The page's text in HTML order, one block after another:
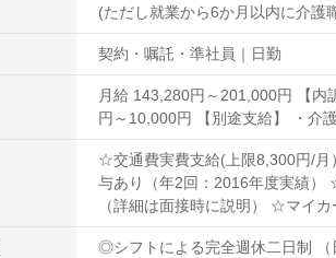
(ただし就業から6か月以内に介
契約・嘱託・準社員｜日勤
月給 143,280円～201,000円 【
円～10,000円 【別途支給】 ・介
☆交通費実費支給(上限8,300円/
与あり（年2回：2016年度実績
（詳細は面接時に説明） ☆マイカ
◎シフトによる完全週休二日制